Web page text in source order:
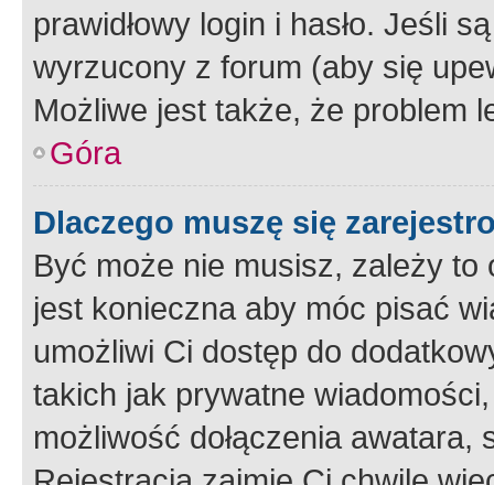
prawidłowy login i hasło. Jeśli
wyrzucony z forum (aby się
Możliwe jest także, że problem
Góra
Dlaczego muszę się
Być może nie musisz, zależy
jest konieczna aby móc pisać
umożliwi Ci dostęp do
takich jak prywatne
możliwość dołączenia